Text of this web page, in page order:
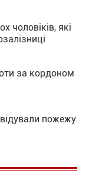
чоловіків, які
за кордоном
пожежу